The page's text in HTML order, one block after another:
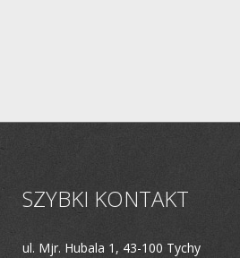
SZYBKI KONTAKT
ul. Mjr. Hubala 1, 43-100 Tychy